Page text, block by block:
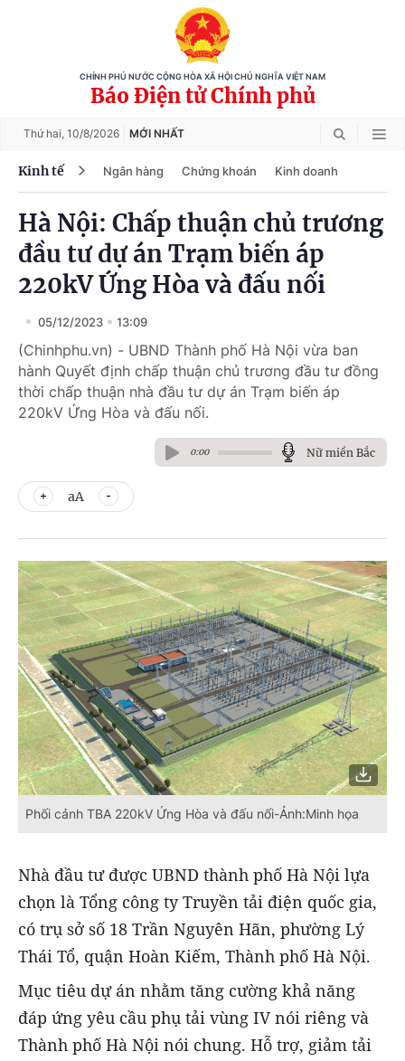
CHÍNH PHỦ NƯỚC CỘNG HÒA XÃ HỘI CHỦ NGHĨA VIỆT NAM
Báo Điện tử Chính phủ
Thứ hai, 10/8/2026 MỚI NHẤT
Kinh tế Ngân hàng Chứng khoán Kinh doanh
Hà Nội: Chấp thuận chủ trương
đầu tư dự án Trạm biến áp
220kV Ứng Hòa và đấu nối
05/12/2023 13:09
(Chinhphu.vn) - UBND Thành phố Hà Nội vừa ban
hành Quyết định chấp thuận chủ trương đầu tư đồng
thời chấp thuận nhà đầu tư dự án Trạm biến áp
220kV Ứng Hòa và đấu nối.
0:00 Nữ miền Bắc
aA
Phối cảnh TBA 220kV Ứng Hòa và đấu nối-Ảnh:Minh họa
Nhà đầu tư được UBND thành phố Hà Nội lựa
chọn là Tổng công ty Truyền tải điện quốc gia,
có trụ sở số 18 Trần Nguyên Hãn, phường Lý
Thái Tổ, quận Hoàn Kiếm, Thành phố Hà Nội.
Mục tiêu dự án nhằm tăng cường khả năng
đáp ứng yêu cầu phụ tải vùng IV nói riêng và
Thành phố Hà Nội nói chung. Hỗ trợ, giảm tải